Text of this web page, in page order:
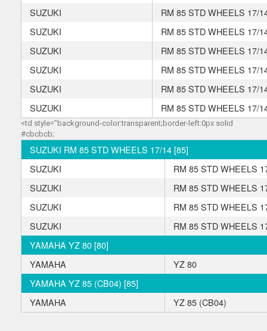
SUZUKI
RM 85 STD WHEELS 17/
SUZUKI
RM 85 STD WHEELS 17/
SUZUKI
RM 85 STD WHEELS 17/
SUZUKI
RM 85 STD WHEELS 17/
SUZUKI
RM 85 STD WHEELS 17/
SUZUKI
RM 85 STD WHEELS 17/
<td style="background-color:transparent;border-left:0px solid
#cbcbcb;
SUZUKI RM 85 STD WHEELS 17/14 [85]
SUZUKI
RM 85 STD WHEELS
SUZUKI
RM 85 STD WHEELS
SUZUKI
RM 85 STD WHEELS
SUZUKI
RM 85 STD WHEELS
YAMAHA YZ 80 [80]
YAMAHA
YZ 80
YAMAHA YZ 85 (CB04) [85]
YAMAHA
YZ 85 (CB04)